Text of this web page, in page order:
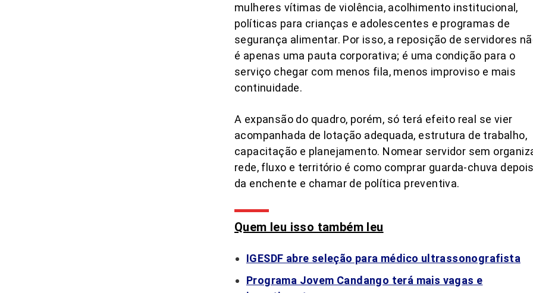
mulheres vítimas de violência, acolhimento institucional,
políticas para crianças e adolescentes e programas de
segurança alimentar. Por isso, a reposição de servidores
é apenas uma pauta corporativa; é uma condição para o
serviço chegar com menos fila, menos improviso e mais
continuidade.
A expansão do quadro, porém, só terá efeito real se vier
acompanhada de lotação adequada, estrutura de trabalho,
capacitação e planejamento. Nomear servidor sem
rede, fluxo e território é como comprar guarda-chuva depois
da enchente e chamar de política preventiva.
Quem leu isso também leu
IGESDF abre seleção para médico ultrassonografista
Programa Jovem Candango terá mais vagas e